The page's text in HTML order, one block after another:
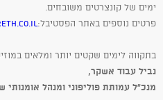
ימים של קונצרטים משובחים.
פרטים נוספים באתר הפסטיבל:
בתקווה לימים שקטים יותר ומלאים
נביל עבוד אשקר,
מנכ"ל עמותת פוליפוני ומנהל